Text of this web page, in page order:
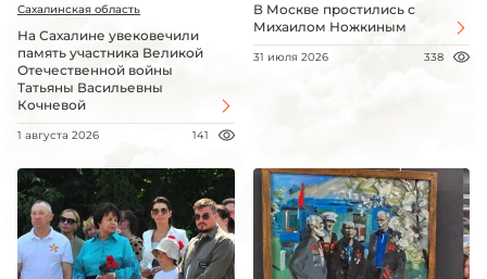
Сахалинская область
На Сахалине увековечили
память участника Великой
Отечественной войны
Татьяны Васильевны
Кочневой
1 августа 2026 141
В Москве простились с
Михаилом Ножкиным
31 июля 2026 338